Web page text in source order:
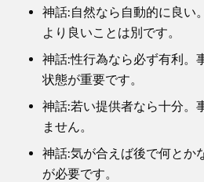
神話:自然なら自動的に良い
より良いことは別です。
神話:性行為なら必ず有利。
状態が重要です。
神話:若い提供者なら十分。
ません。
神話:気が合えば後で何とか
が必要です。